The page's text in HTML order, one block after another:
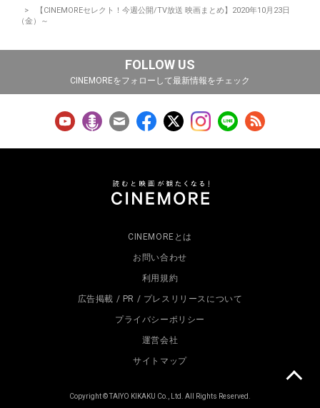
【CINEMOREセレクト！今週公開/TV放送 映画まとめ】2020年10月23日
（金）～
FOLLOW US
CINEMOREをフォローして最新情報をチェック
CINEMOREとは
お問い合わせ
利用規約
広告掲載 / PR / プレスリリースについて
プライバシーポリシー
運営会社
サイトマップ
Copyright © TAIYO KIKAKU Co., Ltd. All Rights Reserved.